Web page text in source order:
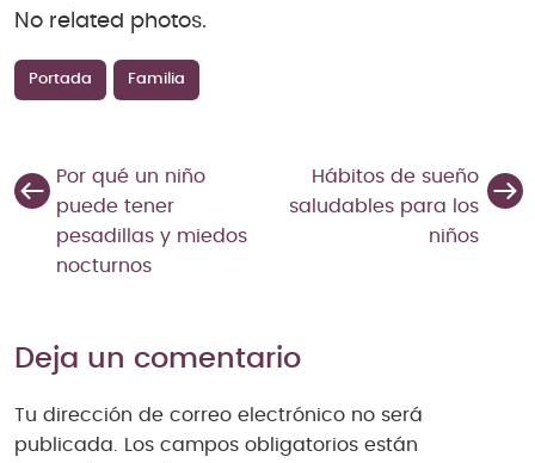
No related photos.
Portada Familia
Por qué un niño
puede tener
pesadillas y miedos
nocturnos
Hábitos de sueño
saludables para los
niños
Deja un comentario
Tu dirección de correo electrónico no será
publicada.
Los campos obligatorios están